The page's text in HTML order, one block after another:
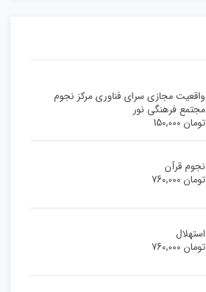
واقعیت مجازی سرای فناوری مرکز نجوم
مجتمع فرهنگی نور
تومان150,000
نجوم قرآن
تومان760,000
استهلال
تومان760,000